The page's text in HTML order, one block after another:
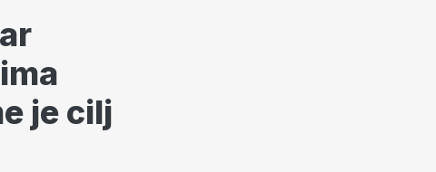
je cilj